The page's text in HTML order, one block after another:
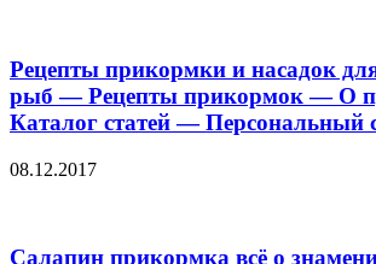
Рецепты прикормки и насадок
рыб — Рецепты прикормок — О
Каталог статей — Персональный
08.12.2017
Салапин прикормка всё о